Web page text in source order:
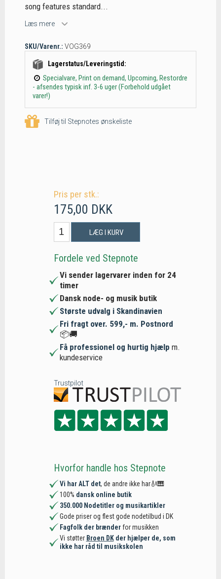
song features standard...
Læs mere
SKU/Varenr.: VOG369
Lagerstatus/Leveringstid:
Specialvare, Print on demand, Upcoming, Restordre
- afsendes typisk inf. 3-6 uger (Forbehold udgået
varer!)
Tilføj til Stepnotes ønskeliste
Pris per stk.:
175,00 DKK
LÆG I KURV
Fordele ved Stepnote
Vi sender lagervarer inden for 24
timer
Dansk node- og musik butik
Største udvalg i Skandinavien
Fri fragt over. 599,- m. Postnord
📦🚚
Få professionel og hurtig hjælp m.
kundeservice
Trustpilot
Hvorfor handle hos Stepnote
Vi har ALT det, de andre ikke har🎻🎹
100% dansk online butik
350.000 Nodetitler og musikartikler
Gode priser og flest gode nodetilbud i DK
Fagfolk der brænderfor musikken
Vi støtter Broen DKder hjælper de, som
ikke har råd til musikskolen